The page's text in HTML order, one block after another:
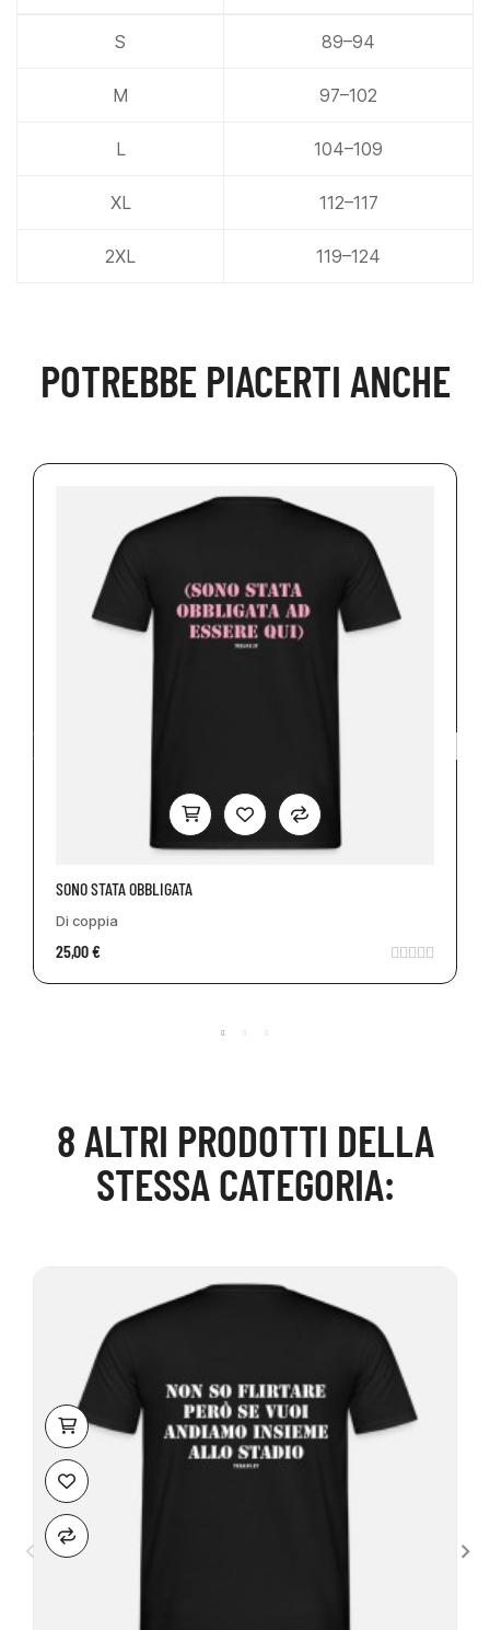
S 89–94
M 97–102
L 104–109
XL 112–117
2XL 119–124
POTREBBE PIACERTI ANCHE
SONO STATA OBBLIGATA
Di coppia
25,00 €
8 ALTRI PRODOTTI DELLA
STESSA CATEGORIA: